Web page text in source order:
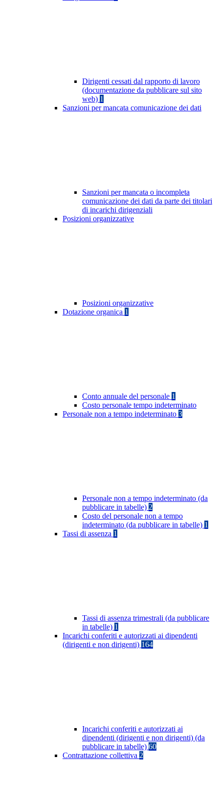
Dirigenti cessati dal rapporto di lavoro
(documentazione da pubblicare sul sito
web) 1
Sanzioni per mancata comunicazione dei dati
Sanzioni per mancata o incompleta
comunicazione dei dati da parte dei titolari
di incarichi dirigenziali
Posizioni organizzative
Posizioni organizzative
Dotazione organica 1
Conto annuale del personale 1
Costo personale tempo indeterminato
Personale non a tempo indeterminato 3
Personale non a tempo indeterminato (da
pubblicare in tabelle) 2
Costo del personale non a tempo
indeterminato (da pubblicare in tabelle) 1
Tassi di assenza 1
Tassi di assenza trimestrali (da pubblicare
in tabelle) 1
Incarichi conferiti e autorizzati ai dipendenti
(dirigenti e non dirigenti) 164
Incarichi conferiti e autorizzati ai
dipendenti (dirigenti e non dirigenti) (da
pubblicare in tabelle) 60
Contrattazione collettiva 2